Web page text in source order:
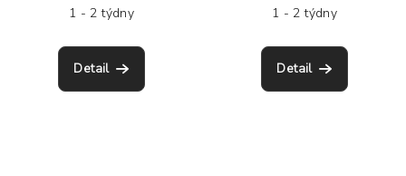
1 - 2 týdny
Detail
1 - 2 týdny
Detail